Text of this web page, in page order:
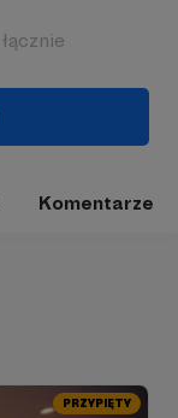
łącznie
Komentarze
PRZYPIĘTY